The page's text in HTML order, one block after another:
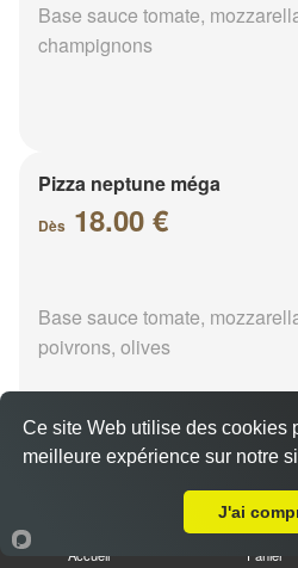
Base sauce tomate,
champignons
Pizza neptune méga
Dès 18.00 €
Base sauce tomate,
poivrons, olives
Pizza napolitaine méga
Accueil Panier
Ce site Web utilise des cookies
meilleure expérience sur notre
J'ai